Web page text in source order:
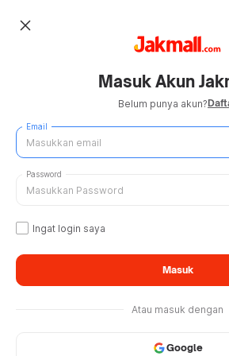
close
Masuk Akun
Belum punya akun?
Email
Password
Ingat login saya
Masuk
Atau masuk dengan
Google